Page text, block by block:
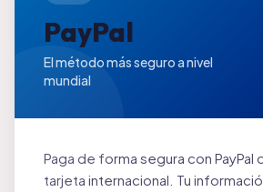
PayPal
El método más seguro a nivel
mundial
Paga de forma segura con PayPal
tarjeta internacional. Tu